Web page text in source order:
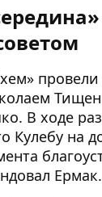
»
провели
В ходе
Кулебу на
Ермак.